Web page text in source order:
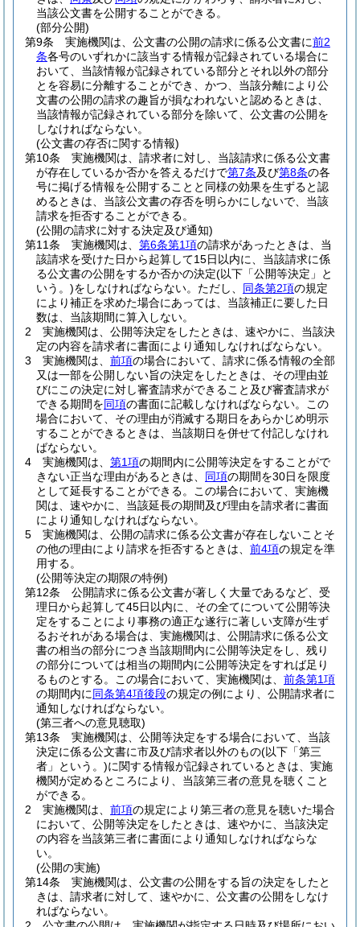
当該公文書を公開することができる。
(部分公開)
第9条
実施機関は、公文書の公開の請求に係る公文書に前2
条各号のいずれかに該当する情報が記録されている場合に
おいて、当該情報が記録されている部分とそれ以外の部分
とを容易に分離することができ、かつ、当該分離により公
文書の公開の請求の趣旨が損なわれないと認めるときは、
当該情報が記録されている部分を除いて、公文書の公開を
しなければならない。
(公文書の存否に関する情報)
第10条
実施機関は、請求者に対し、当該請求に係る公文書
が存在しているか否かを答えるだけで第7条及び第8条の各
号に掲げる情報を公開することと同様の効果を生ずると認
めるときは、当該公文書の存否を明らかにしないで、当該
請求を拒否することができる。
(公開の請求に対する決定及び通知)
第11条
実施機関は、 第6条第1項の請求があったときは、当
該請求を受けた日から起算して15日以内に、当該請求に係
る公文書の公開をするか否かの決定(以下「公開等決定」と
いう。)をしなければならない。 ただし、 同条第2項の規定
により補正を求めた場合にあっては、当該補正に要した日
数は、当該期間に算入しない。
2
実施機関は、公開等決定をしたときは、速やかに、当該決
定の内容を請求者に書面により通知しなければならない。
3
実施機関は、 前項の場合において、請求に係る情報の全部
又は一部を公開しない旨の決定をしたときは、その理由並
びにこの決定に対し審査請求ができること及び審査請求が
できる期間を同項の書面に記載しなければならない。
この
場合において、その理由が消滅する期日をあらかじめ明示
することができるときは、当該期日を併せて付記しなけれ
ばならない。
4
実施機関は、 第1項の期間内に公開等決定をすることがで
きない正当な理由があるときは、 同項の期間を30日を限度
として延長することができる。
この場合において、実施機
関は、速やかに、当該延長の期間及び理由を請求者に書面
により通知しなければならない。
5
実施機関は、公開の請求に係る公文書が存在しないことそ
の他の理由により請求を拒否するときは、 前4項の規定を準
用する。
(公開等決定の期限の特例)
第12条
公開請求に係る公文書が著しく大量であるなど、受
理日から起算して45日以内に、その全てについて公開等決
定をすることにより事務の適正な遂行に著しい支障が生ず
るおそれがある場合は、実施機関は、公開請求に係る公文
書の相当の部分につき当該期間内に公開等決定をし、残り
の部分については相当の期間内に公開等決定をすれば足り
るものとする。
この場合において、実施機関は、 前条第1項
の期間内に同条第4項後段の規定の例により、公開請求者に
通知しなければならない。
(第三者への意見聴取)
第13条
実施機関は、公開等決定をする場合において、当該
決定に係る公文書に市及び請求者以外のもの(以下「第三
者」という。)に関する情報が記録されているときは、実施
機関が定めるところにより、当該第三者の意見を聴くこと
ができる。
2
実施機関は、 前項の規定により第三者の意見を聴いた場合
において、公開等決定をしたときは、速やかに、当該決定
の内容を当該第三者に書面により通知しなければならな
い。
(公開の実施)
第14条
実施機関は、公文書の公開をする旨の決定をしたと
きは、請求者に対して、速やかに、公文書の公開をしなけ
ればならない。